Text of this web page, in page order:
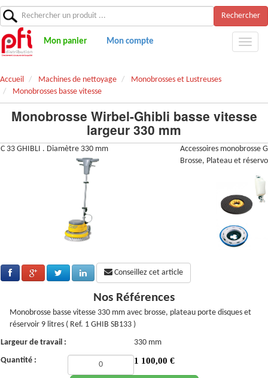
Rechercher
Mon panier Mon compte
Accueil Machines de nettoyage
Monobrosses et Lustreuses
Monobrosses basse vitesse
Monobrosse Wirbel-Ghibli basse vitesse
largeur 330 mm
C 33 GHIBLI . Diamètre 330 mm
Accessoires monobrosse
Brosse, Plateau et
Conseillez cet article
Nos Références
Monobrosse basse vitesse 330 mm avec brosse, plateau porte disques et
réservoir 9 litres ( Ref. 1 GHIB SB133 )
Largeur de travail :
330 mm
Quantité :
1 100,00 €